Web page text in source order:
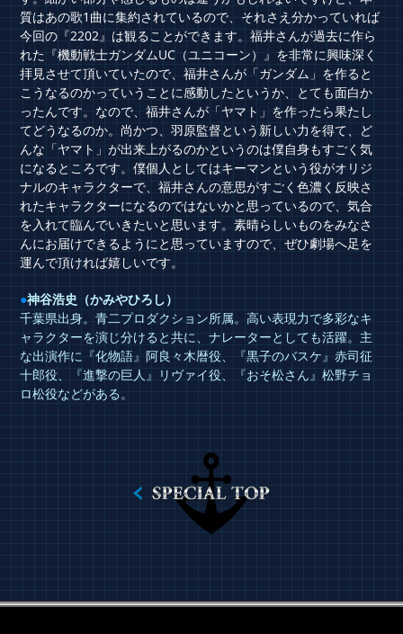
質はあの歌1曲に集約されているので、それさえ分かっていれば
今回の『2202』は観ることができます。福井さんが過去に作ら
れた『機動戦士ガンダムUC（ユニコーン）』を非常に興味深く
拝見させて頂いていたので、福井さんが「ガンダム」を作ると
こうなるのかっていうことに感動したというか、とても面白か
ったんです。なので、福井さんが「ヤマト」を作ったら果たし
てどうなるのか。尚かつ、羽原監督という新しい力を得て、ど
んな「ヤマト」が出来上がるのかというのは僕自身もすごく気
になるところです。僕個人としてはキーマンという役がオリジ
ナルのキャラクターで、福井さんの意思がすごく色濃く反映さ
れたキャラクターになるのではないかと思っているので、気合
を入れて臨んでいきたいと思います。素晴らしいものをみなさ
んにお届けできるようにと思っていますので、ぜひ劇場へ足を
運んで頂ければ嬉しいです。
●神谷浩史（かみやひろし）
千葉県出身。青二プロダクション所属。高い表現力で多彩なキ
ャラクターを演じ分けると共に、ナレーターとしても活躍。主
な出演作に『化物語』阿良々木暦役、『黒子のバスケ』赤司征
十郎役、『進撃の巨人』リヴァイ役、『おそ松さん』松野チョ
ロ松役などがある。